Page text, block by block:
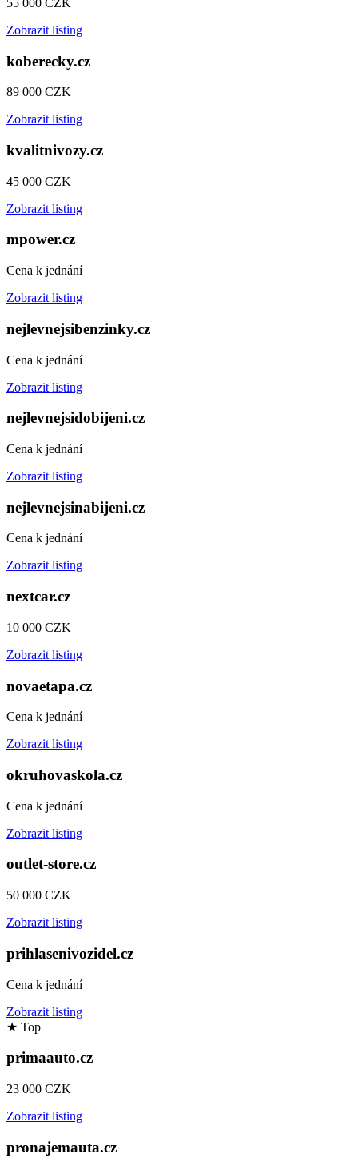
Zobrazit listing
koberecky.cz
89 000 CZK
Zobrazit listing
kvalitnivozy.cz
45 000 CZK
Zobrazit listing
mpower.cz
Cena k jednání
Zobrazit listing
nejlevnejsibenzinky.cz
Cena k jednání
Zobrazit listing
nejlevnejsidobijeni.cz
Cena k jednání
Zobrazit listing
nejlevnejsinabijeni.cz
Cena k jednání
Zobrazit listing
nextcar.cz
10 000 CZK
Zobrazit listing
novaetapa.cz
Cena k jednání
Zobrazit listing
okruhovaskola.cz
Cena k jednání
Zobrazit listing
outlet-store.cz
50 000 CZK
Zobrazit listing
prihlasenivozidel.cz
Cena k jednání
Zobrazit listing
★ Top
primaauto.cz
23 000 CZK
Zobrazit listing
pronajemauta.cz